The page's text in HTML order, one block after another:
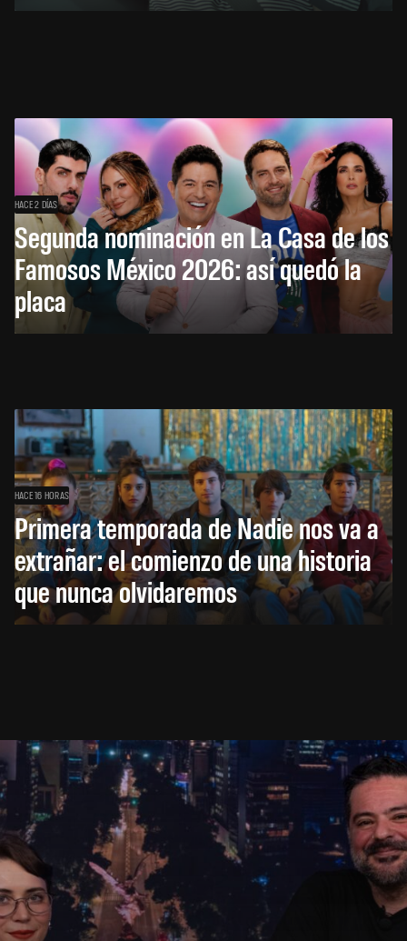
HACE 2 DÍAS
Segunda nominación en La Casa de los
Famosos México 2026: así quedó la
placa
HACE 16 HORAS
Primera temporada de Nadie nos va a
extrañar: el comienzo de una historia
que nunca olvidaremos